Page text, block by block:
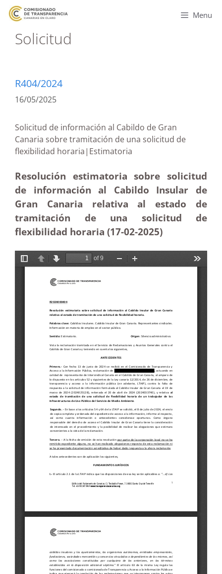
Menu
Solicitud
R404/2024
16/05/2025
Solicitud de información al Cabildo de Gran
Canaria sobre tramitación de una solicitud de
flexibilidad horaria|Estimatoria
Resolución estimatoria sobre solicitud
de información al Cabildo Insular de
Gran Canaria relativa al estado de
tramitación de una solicitud de
flexibilidad horaria (17-02-2025)